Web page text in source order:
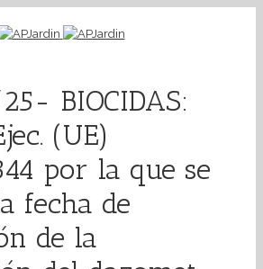
BIOCIDAS:
(UE)
por la que se
fecha de
de la